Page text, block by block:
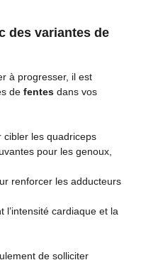
des variantes de
à progresser, il est
de fentes dans vos
cibler les quadriceps
pour les genoux,
renforcer les adducteurs
l’intensité cardiaque et la
de solliciter